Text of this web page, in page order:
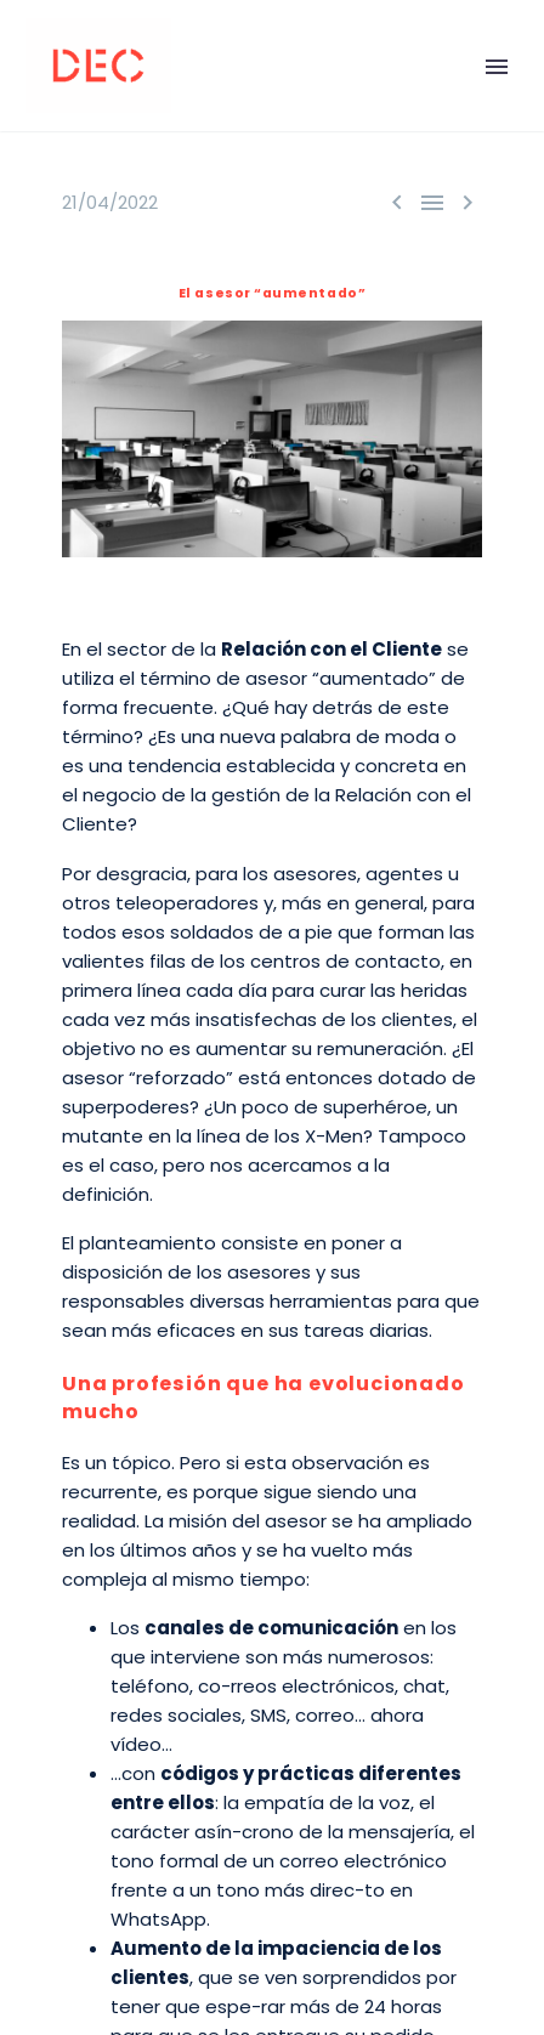
  
21/04/2022
El asesor “aumentado”
En el sector de la Relación con el Clientese
utiliza el término de asesor “aumentado” de
forma frecuente. ¿Qué hay detrás de este
término? ¿Es una nueva palabra de moda o
es una tendencia establecida y concreta en
el negocio de la gestión de la Relación con el
Cliente?
Por desgracia, para los asesores, agentes u
otros teleoperadores y, más en general, para
todos esos soldados de a pie que forman las
valientes filas de los centros de contacto, en
primera línea cada día para curar las heridas
cada vez más insatisfechas de los clientes, el
objetivo no es aumentar su remuneración. ¿El
asesor “reforzado” está entonces dotado de
superpoderes? ¿Un poco de superhéroe, un
mutante en la línea de los X-Men? Tampoco
es el caso, pero nos acercamos a la
definición.
El planteamiento consiste en poner a
disposición de los asesores y sus
responsables diversas herramientas para que
sean más eficaces en sus tareas diarias.
Una profesión que ha evolucionado
mucho
Es un tópico. Pero si esta observación es
recurrente, es porque sigue siendo una
realidad. La misión del asesor se ha ampliado
en los últimos años y se ha vuelto más
compleja al mismo tiempo:
Los canales de comunicaciónen los
que interviene son más numerosos:
teléfono, co-rreos electrónicos, chat,
redes sociales, SMS, correo… ahora
vídeo…
…con códigos y prácticas diferentes
entre ellos: la empatía de la voz, el
carácter asín-crono de la mensajería, el
tono formal de un correo electrónico
frente a un tono más direc-to en
WhatsApp.
Aumento de la impaciencia de los
clientes, que se ven sorprendidos por
tener que espe-rar más de 24 horas